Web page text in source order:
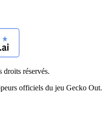
droits réservés.
officiels du jeu Gecko Out.